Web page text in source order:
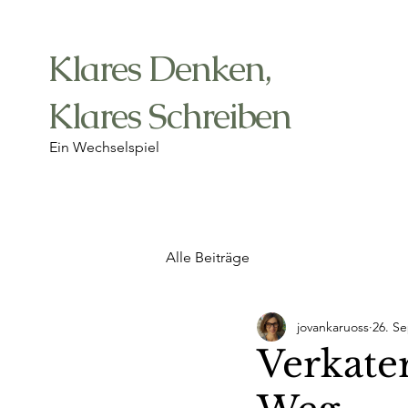
Klares Denken,
Klares Schreiben
Ein Wechselspiel
Alle Beiträge
jovankaruoss 26.